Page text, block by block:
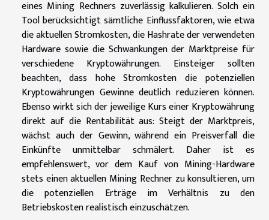
eines Mining Rechners zuverlässig kalkulieren. Solch ein
Tool berücksichtigt sämtliche Einflussfaktoren, wie etwa
die aktuellen Stromkosten, die Hashrate der verwendeten
Hardware sowie die Schwankungen der Marktpreise für
verschiedene Kryptowährungen. Einsteiger sollten
beachten, dass hohe Stromkosten die potenziellen
Kryptowährungen Gewinne deutlich reduzieren können.
Ebenso wirkt sich der jeweilige Kurs einer Kryptowährung
direkt auf die Rentabilität aus: Steigt der Marktpreis,
wächst auch der Gewinn, während ein Preisverfall die
Einkünfte unmittelbar schmälert. Daher ist es
empfehlenswert, vor dem Kauf von Mining-Hardware
stets einen aktuellen Mining Rechner zu konsultieren, um
die potenziellen Erträge im Verhältnis zu den
Betriebskosten realistisch einzuschätzen.